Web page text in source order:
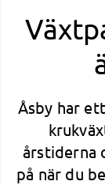
Åsby har
årstiderna
på när du